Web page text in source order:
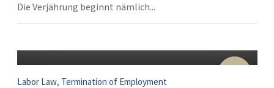
Die Verjährung beginnt nämlich...
10
Labor Law, Termination of Employment